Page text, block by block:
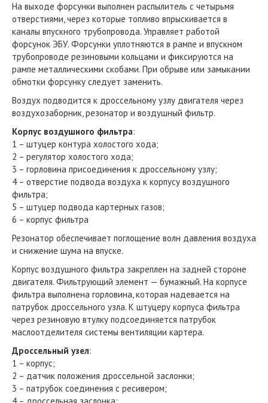
На выходе форсунки выполнен распылитель с четырьмя
отверстиями, через которые топливо впрыскивается в
каналы впускного трубопровода. Управляет работой
форсунок ЭБУ. Форсунки уплотняются в рампе и впускном
трубопроводе резиновыми кольцами и фиксируются на
рампе металлическими скобами. При обрыве или замыкании
обмотки форсунку следует заменить.
Воздух подводится к дроссельному узлу двигателя через
воздухозаборник, резонатор и воздушный фильтр.
Корпус воздушного фильтра:
1 – штуцер контура холостого хода;
2 – регулятор холостого хода;
3 – горловина присоединения к дроссельному узлу;
4 – отверстие подвода воздуха к корпусу воздушного
фильтра;
5 – штуцер подвода картерных газов;
6 – корпус фильтра
Резонатор обеспечивает поглощение волн давления воздуха
и снижение шума на впуске.
Корпус воздушного фильтра закреплен на задней стороне
двигателя. Фильтрующий элемент — бумажный. На корпусе
фильтра выполнена горловина, которая надевается на
патрубок дроссельного узла. К штуцеру корпуса фильтра
через резиновую втулку подсоединяется патрубок
маслоотделителя системы вентиляции картера.
Дроссельный узел:
1 – корпус;
2 – датчик положения дроссельной заслонки;
3 – патрубок соединения с ресивером;